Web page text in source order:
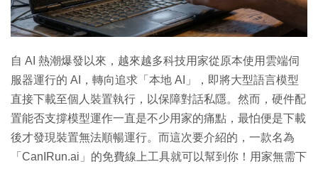
自 AI 熱潮爆發以來，越來越多科技用家從原本使用雲端伺
服器運行的 AI，轉向追求「本地 AI」，即將大型語言模型
直接下載至個人裝置執行，以保障對話私隱。然而，硬件配
置能否支撐模型運作一直是不少用家的痛點，最怕便是下載
後才發現裝置無法順暢運行。而這次要介紹的，一款名為
「CanIRun.ai」的免費線上工具就可以幫到你！用家無需下